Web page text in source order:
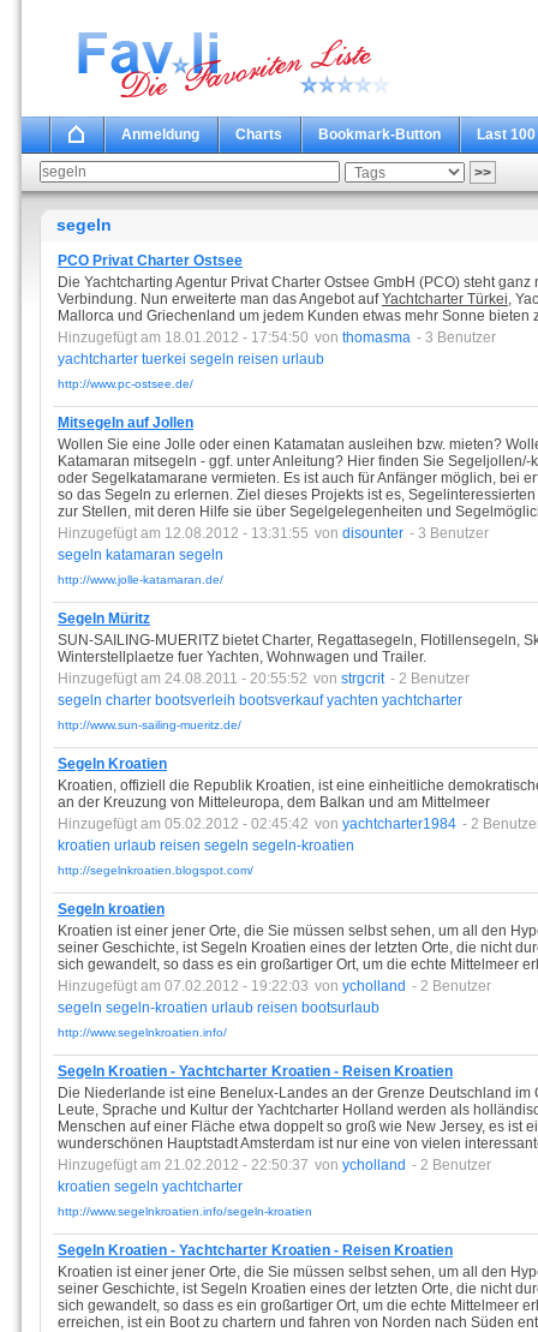
Anmeldung Charts Bookmark-Button Last 100
segeln
PCO Privat Charter Ostsee
Die Yachtcharting Agentur Privat Charter Ostsee GmbH (PCO) steht
Verbindung. Nun erweiterte man das Angebot aufYachtcharter Türkei,
Mallorca und Griechenland um jedem Kunden etwas mehr Sonne bieten
Hinzugefügt am 18.01.2012 - 17:54:50 von thomasma - 3 Benutzer
yachtcharter tuerkei segeln reisen urlaub
http://www.pc-ostsee.de/
Mitsegeln auf Jollen
Wollen Sie eine Jolle oder einen Katamatan ausleihen bzw. mieten?
Katamaran mitsegeln - ggf. unter Anleitung? Hier finden Sie
oder Segelkatamarane vermieten. Es ist auch für Anfänger möglich, bei
so das Segeln zu erlernen. Ziel dieses Projekts ist es,
zur Stellen, mit deren Hilfe sie über Segelgelegenheiten und
Hinzugefügt am 12.08.2012 - 13:31:55 von disounter - 3 Benutzer
segeln katamaran segeln
http://www.jolle-katamaran.de/
Segeln Müritz
SUN-SAILING-MUERITZ bietet Charter, Regattasegeln, Flotillensegeln,
Winterstellplaetze fuer Yachten, Wohnwagen und Trailer.
Hinzugefügt am 24.08.2011 - 20:55:52 von strgcrit - 2 Benutzer
segeln charter bootsverleih bootsverkauf yachten yachtcharter
http://www.sun-sailing-mueritz.de/
Segeln Kroatien
Kroatien, offiziell die Republik Kroatien, ist eine einheitliche
an der Kreuzung von Mitteleuropa, dem Balkan und am Mittelmeer
Hinzugefügt am 05.02.2012 - 02:45:42 von yachtcharter1984 - 2
kroatien urlaub reisen segeln segeln-kroatien
http://segelnkroatien.blogspot.com/
Segeln kroatien
Kroatien ist einer jener Orte, die Sie müssen selbst sehen, um all den
seiner Geschichte, ist Segeln Kroatien eines der letzten Orte, die nicht
sich gewandelt, so dass es ein großartiger Ort, um die echte Mittelmeer
Hinzugefügt am 07.02.2012 - 19:22:03 von ycholland - 2 Benutzer
segeln segeln-kroatien urlaub reisen bootsurlaub
http://www.segelnkroatien.info/
Segeln Kroatien - Yachtcharter Kroatien - Reisen Kroatien
Die Niederlande ist eine Benelux-Landes an der Grenze Deutschland
Leute, Sprache und Kultur der Yachtcharter Holland werden als
Menschen auf einer Fläche etwa doppelt so groß wie New Jersey, es ist
wunderschönen Hauptstadt Amsterdam ist nur eine von vielen
Hinzugefügt am 21.02.2012 - 22:50:37 von ycholland - 2 Benutzer
kroatien segeln yachtcharter
http://www.segelnkroatien.info/segeln-kroatien
Segeln Kroatien - Yachtcharter Kroatien - Reisen Kroatien
Kroatien ist einer jener Orte, die Sie müssen selbst sehen, um all den
seiner Geschichte, ist Segeln Kroatien eines der letzten Orte, die nicht
sich gewandelt, so dass es ein großartiger Ort, um die echte Mittelmeer
erreichen, ist ein Boot zu chartern und fahren von Norden nach Süden